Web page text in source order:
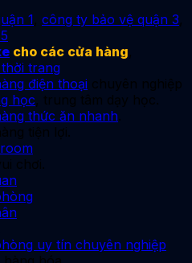
1, công ty bảo vệ quận 3,
cho các cửa hàng,
trang
điện thoại chuyên nghiệp
học, trung tâm dạy học.
thức ăn nhanh.
tiện lợi.
chơi.
uy tín chuyên nghiệp